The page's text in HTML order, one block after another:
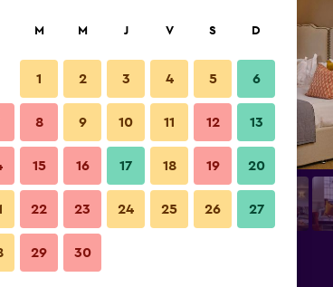
Habitación
Fotos
M M J V S D
1 2 3 4 5 6
8 9 10 11 12 13
15 16 17 18 19 20
22 23 24 25 26 27
29 30